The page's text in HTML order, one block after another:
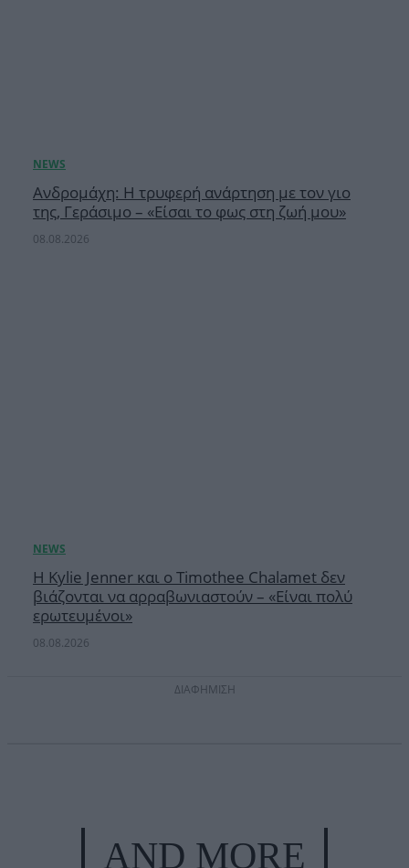
Ανδρομάχη: Η τρυφερή ανάρτηση με τον γιο
της, Γεράσιμο – «Είσαι το φως στη ζωή μου»
08.08.2026
Η Kylie Jenner και ο Timothee Chalamet δεν
βιάζονται να αρραβωνιαστούν – «Είναι πολύ
ερωτευμένοι»
08.08.2026
ΔΙΑΦΗΜΙΣΗ
AND MORE